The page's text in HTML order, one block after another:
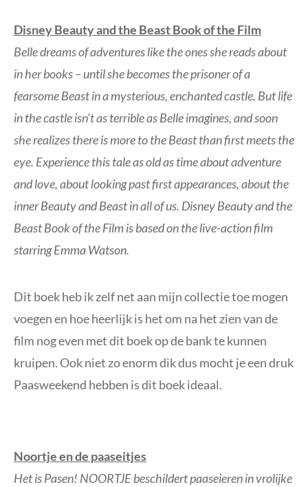
Disney Beauty and the Beast Book of the Film
Belle dreams of adventures like the ones she reads about
in her books – until she becomes the prisoner of a
fearsome Beast in a mysterious, enchanted castle. But life
in the castle isn’t as terrible as Belle imagines, and soon
she realizes there is more to the Beast than first meets the
eye. Experience this tale as old as time about adventure
and love, about looking past first appearances, about the
inner Beauty and Beast in all of us. Disney Beauty and the
Beast Book of the Film is based on the live-action film
starring Emma Watson.
Dit boek heb ik zelf net aan mijn collectie toe mogen
voegen en hoe heerlijk is het om na het zien van de
film nog even met dit boek op de bank te kunnen
kruipen. Ook niet zo enorm dik dus mocht je een druk
Paasweekend hebben is dit boek ideaal.
Noortje en de paaseitjes
Het is Pasen! NOORTJE beschildert paaseieren in vrolijke